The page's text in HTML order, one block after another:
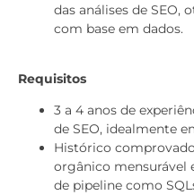
das análises de
com base em dados.
Requisitos
3 a 4 anos de
de SEO, idealmente
Histórico
orgânico mensurável
de pipeline como